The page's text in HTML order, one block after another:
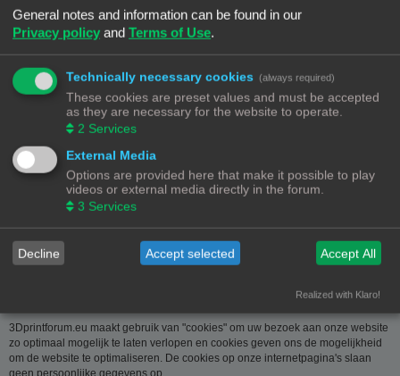
contact link. Bent u het niet eens met de manier waarop 3DPrintforum.eu uw
gegevens verwerkt, kan u klacht indienen bij de
Gegevensbeschermingsautoriteit
(www.privacycommission.be
- Drukpersstraat 35 te 1000 Brussel). Meer
informatie over de manier waarop 3DPrintforum.eu omgaat met uw gegevens
vindt u in het algemeen beleid inzake gegevensbescherming. Door de
toegang tot en het gebruik van de website verklaart u zich uitdrukkelijk akkoord
met de volgende algemene voorwaarden:
Aansprakelijkheid
De op deze website beschikbaar gestelde informatie is met de grootste zorg
samengesteld. Uiteraard is deze informatie richtinggevend en door de
beknoptheid niet altijd volledig. Voor verdere en concrete uitleg kan u met
welke vorm dan ook die voortvloeit uit het gebruik van de aangeboden
informatie.
3Dprintforum.eu maakt gebruik van "cookies" om uw bezoek aan onze website
zo optimaal mogelijk te laten verlopen en cookies geven ons de mogelijkheid
om de website te optimaliseren. De cookies op onze internetpagina's slaan
geen persoonlijke gegevens op.
General notes and information can be found in our
Privacy policy and Terms of Use.
Technically necessary cookies (always required)
These cookies are preset values and must be accepted
as they are necessary for the website to operate.
2 Services
External Media
Options are provided here that make it possible to play
videos or external media directly in the forum.
3 Services
Decline Accept selected Accept All
Realized with Klaro!